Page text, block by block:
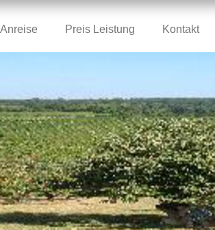
Anreise Preis Leistung Kontakt